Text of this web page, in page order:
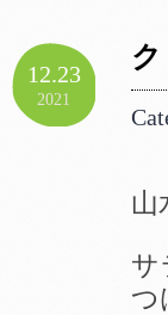
12.23
2021
山
サ
つ